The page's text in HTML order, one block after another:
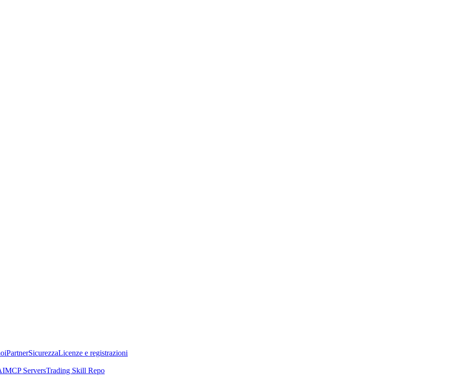
PartnerSicurezzaLicenze e registrazioni
MCP ServersTrading Skill Repo